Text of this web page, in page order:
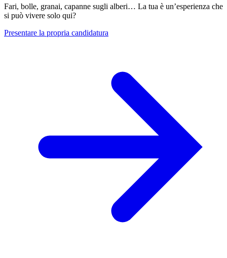
Fari, bolle, granai, capanne sugli alberi… La tua è un’esperienza che
si può vivere solo qui?
Presentare la propria candidatura